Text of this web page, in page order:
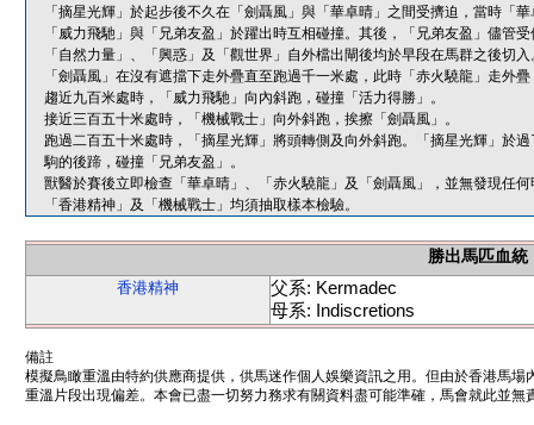
「摘星光輝」於起步後不久在「劍聶風」與「華卓晴」之間受擠迫，當時「
「威力飛馳」與「兄弟友盈」於躍出時互相碰撞。其後，「兄弟友盈」儘管
「自然力量」、「興惑」及「觀世界」自外檔出閘後均於早段在馬群之後切入
「劍聶風」在沒有遮擋下走外疊直至跑過千一米處，此時「赤火驍龍」走外
趨近九百米處時，「威力飛馳」向內斜跑，碰撞「活力得勝」。
接近三百五十米處時，「機械戰士」向外斜跑，挨擦「劍聶風」。
跑過二百五十米處時，「摘星光輝」將頭轉側及向外斜跑。「摘星光輝」於
駒的後蹄，碰撞「兄弟友盈」。
獸醫於賽後立即檢查「華卓晴」、「赤火驍龍」及「劍聶風」，並無發現任
「香港精神」及「機械戰士」均須抽取樣本檢驗。
勝出馬匹血統
香港精神
父系: Kermadec
母系: Indiscretions
備註
模擬鳥瞰重溫由特約供應商提供，供馬迷作個人娛樂資訊之用。但由於香港馬
重溫片段出現偏差。本會已盡一切努力務求有關資料盡可能準確，馬會就此並